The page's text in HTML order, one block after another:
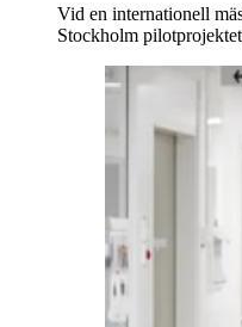
Vid en interna­tionell
Stockholm